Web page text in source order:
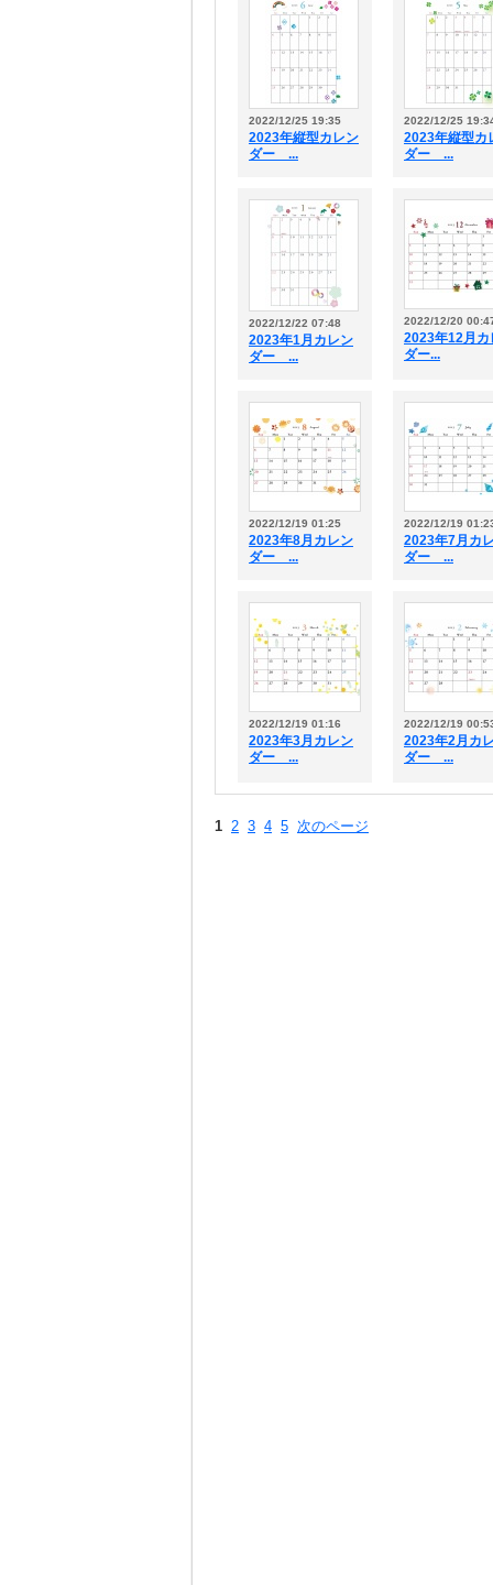
2022/12/25 19:35
2023年縦型カレン
ダー ...
2022/12/25
2023年縦型カ
ダー ...
2022/12/22 07:48
2023年1月カレン
ダー ...
2022/12/20
2023年12月カ
ダー...
2022/12/19 01:25
2023年8月カレン
ダー ...
2022/12/19
2023年7月カ
ダー ...
2022/12/19 01:16
2023年3月カレン
ダー ...
2022/12/19
2023年2月カ
ダー ...
1 2 3 4 5 次のページ